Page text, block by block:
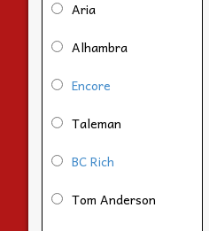
Aria
Alhambra
Encore
Taleman
BC Rich
Tom Anderson